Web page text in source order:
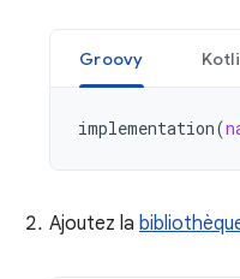
Groovy
implementation(
Ajoutez la